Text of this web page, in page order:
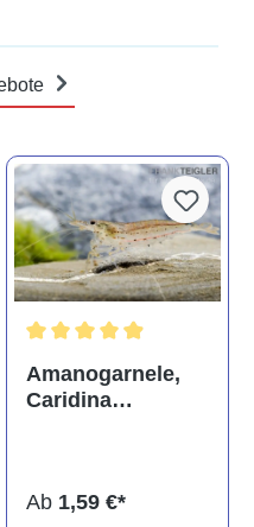
Amanogarnele,
Caridina
Ab 1,59 €*